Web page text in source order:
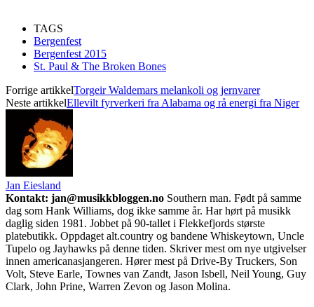
TAGS
Bergenfest
Bergenfest 2015
St. Paul & The Broken Bones
Forrige artikkelTorgeir Waldemars melankoli og jernvarer
Neste artikkelEllevilt fyrverkeri fra Alabama og rå energi fra Niger
Jan Eiesland
Kontakt: jan@musikkbloggen.no Southern man. Født på samme
dag som Hank Williams, dog ikke samme år. Har hørt på musikk
daglig siden 1981. Jobbet på 90-tallet i Flekkefjords største
platebutikk. Oppdaget alt.country og bandene Whiskeytown, Uncle
Tupelo og Jayhawks på denne tiden. Skriver mest om nye utgivelser
innen americanasjangeren. Hører mest på Drive-By Truckers, Son
Volt, Steve Earle, Townes van Zandt, Jason Isbell, Neil Young, Guy
Clark, John Prine, Warren Zevon og Jason Molina.